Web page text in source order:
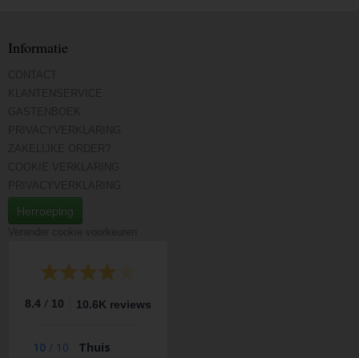
Informatie
Herroeping
8.4 / 10 10.6K reviews
10 / 10
Thuis